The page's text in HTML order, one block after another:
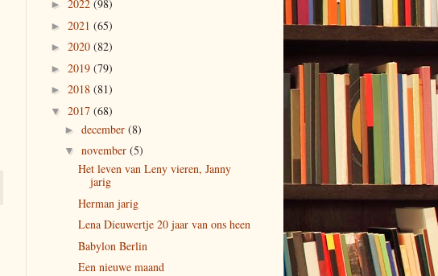
► 2022 (98)
► 2021 (65)
► 2020 (82)
► 2019 (79)
► 2018 (81)
▼ 2017 (68)
► december (8)
▼ november (5)
Het leven van Leny vieren, Janny
jarig
Herman jarig
Lena Dieuwertje 20 jaar van ons heen
Babylon Berlin
Een nieuwe maand